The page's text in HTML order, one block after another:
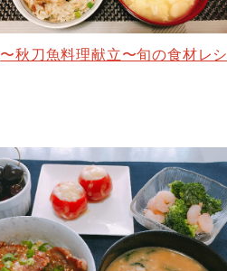
〜秋刀魚料理献立〜旬の食材レシ